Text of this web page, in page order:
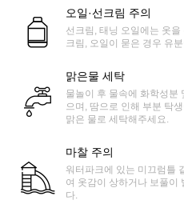
오일·선크림 주의
선크림, 태닝 오일에는 옷
크림, 오일이 묻은 경우 유
맑은물 세탁
물놀이 후 물속에 화학성분
으며, 땀으로 인해 부분 탁
맑은 물로 세탁해주세요.
마찰 주의
워터파크에 있는 미끄럼틀
여 옷감이 상하거나 보풀이
다.